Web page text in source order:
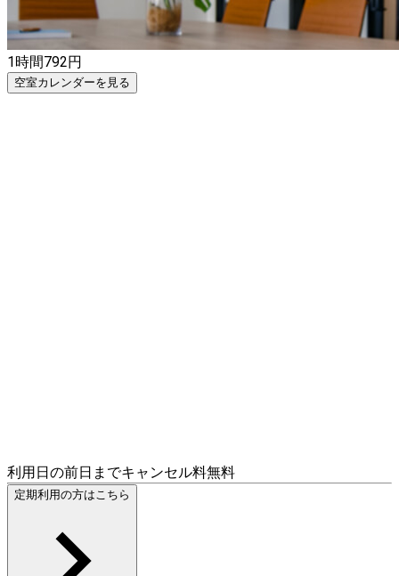
1時間792円
空室カレンダーを見る
利用日の前日までキャンセル料無料
定期利用の方はこちら